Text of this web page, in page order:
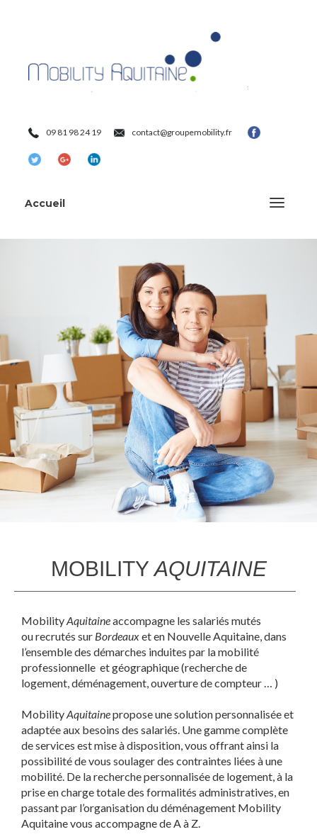
09 81 98 24 19 contact@groupemobility.fr
Accueil
MOBILITYAQUITAINE
MobilityAquitaineaccompagne les salariés mutés
ou recrutés sur Bordeauxet en Nouvelle Aquitaine, dans
l’ensemble des démarches induites par la mobilité
professionnelle et géographique (recherche de
logement, déménagement, ouverture de compteur … )
MobilityAquitainepropose une solution personnalisée et
adaptée aux besoins des salariés. Une gamme complète
de services est mise à disposition, vous offrant ainsi la
possibilité de vous soulager des contraintes liées à une
mobilité. De la recherche personnalisée de logement, à la
prise en charge totale des formalités administratives, en
passant par l’organisation du déménagement Mobility
Aquitaine vous accompagne de A à Z.